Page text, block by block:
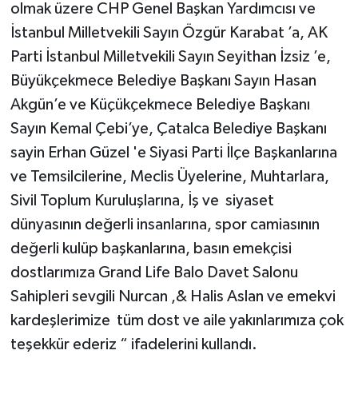
olmak üzere CHP Genel Başkan Yardımcısı ve
İstanbul Milletvekili Sayın Özgür Karabat ’a, AK
Parti İstanbul Milletvekili Sayın Seyithan İzsiz ’e,
Büyükçekmece Belediye Başkanı Sayın Hasan
Akgün’e ve Küçükçekmece Belediye Başkanı
Sayın Kemal Çebi’ye, Çatalca Belediye Başkanı
sayin Erhan Güzel 'e Siyasi Parti İlçe Başkanlarına
ve Temsilcilerine, Meclis Üyelerine, Muhtarlara,
Sivil Toplum Kuruluşlarına, İş ve siyaset
dünyasının değerli insanlarına, spor camiasının
değerli kulüp başkanlarına, basın emekçisi
dostlarımıza Grand Life Balo Davet Salonu
Sahipleri sevgili Nurcan ,& Halis Aslan ve emekvi
kardeşlerimize tüm dost ve aile yakınlarımıza çok
teşekkür ederiz “ ifadelerini kullandı.